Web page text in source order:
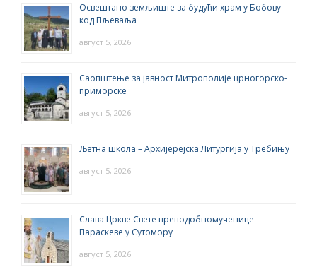
Освештано земљиште за будући храм у Бобову
код Пљеваља
август 5, 2026
Саопштење за јавност Митрополије црногорско-
приморске
август 5, 2026
Љетна школа – Архијерејска Литургија у Требињу
август 5, 2026
Слава Цркве Свете преподобномученице
Параскеве у Сутомору
август 5, 2026